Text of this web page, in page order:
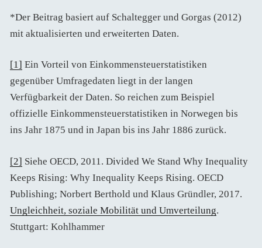
*Der Beitrag basiert auf Schaltegger und Gorgas (2012)
mit aktualisierten und erweiterten Daten.
[1] Ein Vorteil von Einkommensteuerstatistiken
gegenüber Umfragedaten liegt in der langen
Verfügbarkeit der Daten. So reichen zum Beispiel
offizielle Einkommensteuerstatistiken in Norwegen bis
ins Jahr 1875 und in Japan bis ins Jahr 1886 zurück.
[2] Siehe OECD, 2011. Divided We Stand Why Inequality
Keeps Rising: Why Inequality Keeps Rising. OECD
Publishing; Norbert Berthold und Klaus Gründler, 2017.
Ungleichheit, soziale Mobilität und Umverteilung.
Stuttgart: Kohlhammer